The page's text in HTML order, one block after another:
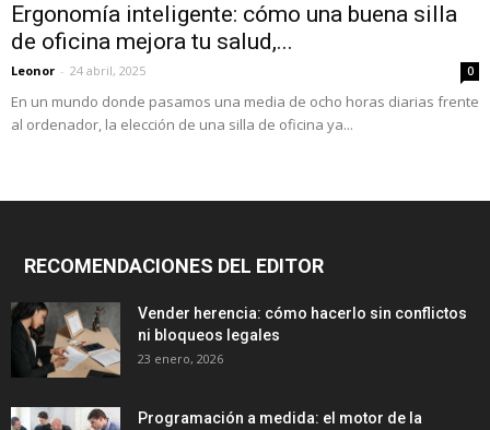
Ergonomía inteligente: cómo una buena silla
de oficina mejora tu salud,...
Leonor - 24 abril, 2025 0
En un mundo donde pasamos una media de ocho horas diarias frente
al ordenador, la elección de una silla de oficina ya...
RECOMENDACIONES DEL EDITOR
Vender herencia: cómo hacerlo sin conflictos
ni bloqueos legales
23 enero, 2026
Programación a medida: el motor de la